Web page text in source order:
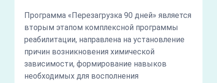
Программа «Перезагрузка 90 дней» является
вторым этапом комплексной программы
реабилитации, направлена на установление
причин возникновения химической
зависимости, формирование навыков
необходимых для восполнения